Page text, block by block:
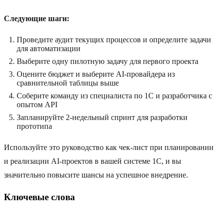
Следующие шаги:
Проведите аудит текущих процессов и определите задачи
для автоматизации
Выберите одну пилотную задачу для первого проекта
Оцените бюджет и выберите AI-провайдера из
сравнительной таблицы выше
Соберите команду из специалиста по 1C и разработчика с
опытом API
Запланируйте 2-недельный спринт для разработки
прототипа
Используйте это руководство как чек-лист при планировании
и реализации AI-проектов в вашей системе 1C, и вы
значительно повысите шансы на успешное внедрение.
Ключевые слова